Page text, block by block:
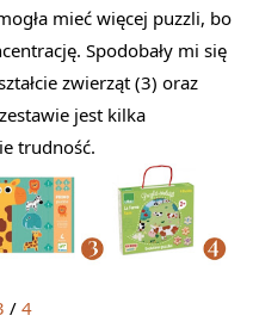
mieć więcej puzzli, bo
Spodobały mi się
zwierząt (3) oraz
jest kilka
trudność.
/ 4